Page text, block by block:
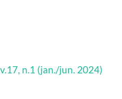
n.1 (jan./jun. 2024)